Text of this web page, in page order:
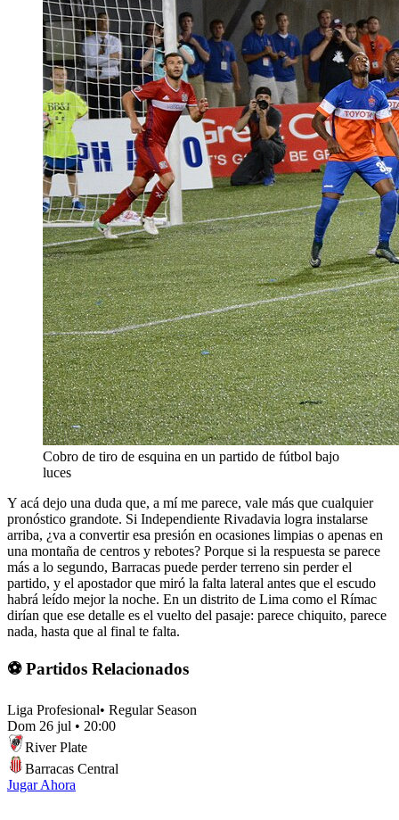
Cobro de tiro de esquina en un partido de fútbol bajo
luces
Y acá dejo una duda que, a mí me parece, vale más que cualquier
pronóstico grandote. Si Independiente Rivadavia logra instalarse
arriba, ¿va a convertir esa presión en ocasiones limpias o apenas en
una montaña de centros y rebotes? Porque si la respuesta se parece
más a lo segundo, Barracas puede perder terreno sin perder el
partido, y el apostador que miró la falta lateral antes que el escudo
habrá leído mejor la noche. En un distrito de Lima como el Rímac
dirían que ese detalle es el vuelto del pasaje: parece chiquito, parece
nada, hasta que al final te falta.
⚽ Partidos Relacionados
Liga Profesional• Regular Season
Dom 26 jul • 20:00
River Plate
Barracas Central
Jugar Ahora